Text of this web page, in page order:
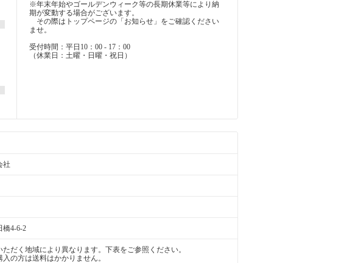
※年末年始やゴールデンウィーク等の長期休業等により納
期が変動する場合がございます。
その際はトップページの「お知らせ」をご確認ください
ませ。
受付時間：平日10：00 - 17：00
（休業日：土曜・日曜・祝日）
社
橋4-6-2
だく地域により異なります。下表をご参照ください。
の方は送料はかかりません。